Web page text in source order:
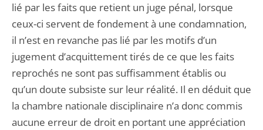
lié par les faits que retient un juge pénal, lorsque
ceux-ci servent de fondement à une condamnation,
il n’est en revanche pas lié par les motifs d’un
jugement d’acquittement tirés de ce que les faits
reprochés ne sont pas suffisamment établis ou
qu’un doute subsiste sur leur réalité. Il en déduit que
la chambre nationale disciplinaire n’a donc commis
aucune erreur de droit en portant une appréciation